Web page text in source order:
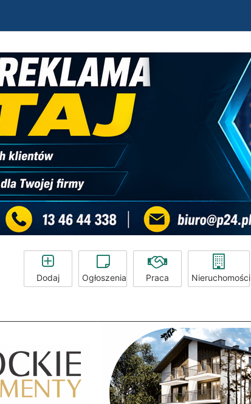
Dodaj Ogłoszenia Praca Nieruchomości